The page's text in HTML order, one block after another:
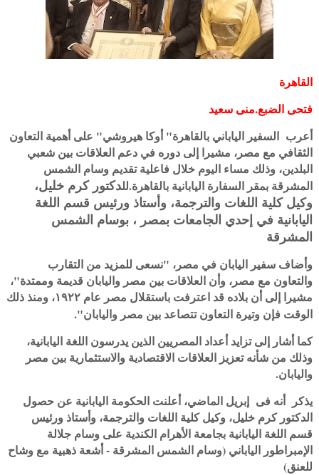
القاهرة
فتحى الضبع.منى سعيد
أعرب السفير الياباني بالقاهرة" أوكا هيروشي" على أهمية التعاون
الثقافي مع مصر، مشيرا إلى دوره في دعم العلاقات بين شعبي
البلدين، وذلك مساء اليوم خلال فاعلية تقديم وسام الشمس
المشرقة بمقر السفارة اليابانية بالقاهرة.للدكتور كرم خليل،
وكيل كلية اللغات والترجمة، وأستاذ ورئيس قسم اللغة
اليابانية في إحدي الجامعات بمصر ، بوسام الشمس
المشرقة
وأضاف سفير اليابان في مصر، "نسعى للمزيد من التقارب
والتعاون مع مصر، وأن العلاقات بين مصر واليابان قديمة وممتدة"،
مشيرا إلى أن بلاده قد اعترفت باستقلال مصر عام ١٩٢٢، ومنذ ذلك
الوقت فإن وتيرة التعاون تتصاعد بين مصر واليابان".
كما أشار إلى تزايد أعداد المصريين الذين يدرسون اللغة اليابانية،
وذلك من شأنه تعزيز العلاقات الاقتصادية والاستثمارية بين مصر
واليابان.
يذكر أنه فى إبريل الماضي، أعلنت الحكومة اليابانية عن حصول
الدكتور كرم خليل، وكيل كلية اللغات والترجمة، وأستاذ ورئيس
قسم اللغة اليابانية بجامعة الأهرام الكندية على وسام جلالة
الإمبراطور الياباني (وسام الشمس المشرقة - أشعة ذهبية مع وشاح
للعنق)